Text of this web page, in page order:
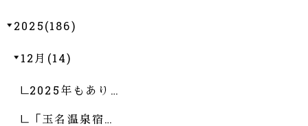
2025(186)
12月(14)
2025年もあり…
「玉名温泉宿…